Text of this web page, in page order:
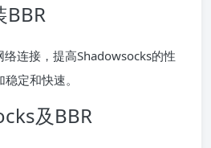
BBR
连接，提高Shadowsocks的性
定和快速。
及BBR